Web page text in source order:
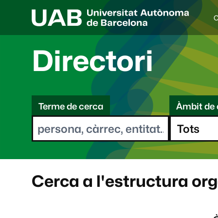
I
d
i
a
e
l
e
o
t
Directori
C
eTerme de cerca Àmbit de
Cerca a l'estructura